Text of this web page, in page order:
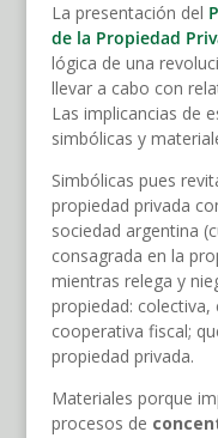
La presentación del
de la Propiedad
lógica de una
llevar a cabo con
Las implicancias de
simbólicas y
Simbólicas pues
propiedad privada
sociedad argentina
consagrada en la
mientras relega y
propiedad:
cooperativa fiscal;
propiedad privada.
Materiales porque
procesos de